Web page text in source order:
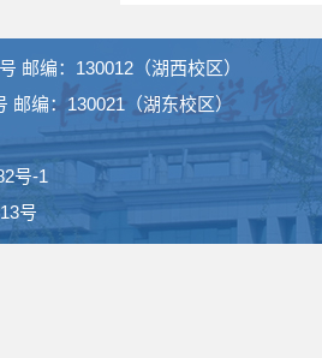
邮编：130012（湖西校区）
邮编：130021（湖东校区）
号-1
号